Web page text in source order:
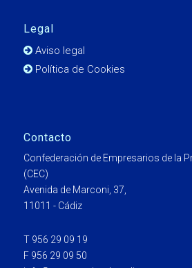
Legal
Aviso legal
Política de Cookies
Contacto
Confederación de Empresarios de la
(CEC)
Avenida de Marconi, 37,
11011 - Cádiz
T 956 29 09 19
F 956 29 09 50